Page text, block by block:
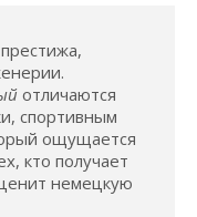
отличаются
спортивным
ощущается
кто получает
немецкую